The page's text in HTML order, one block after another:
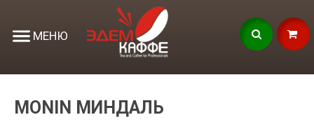
МЕНЮ
MONIN МИНДАЛЬ